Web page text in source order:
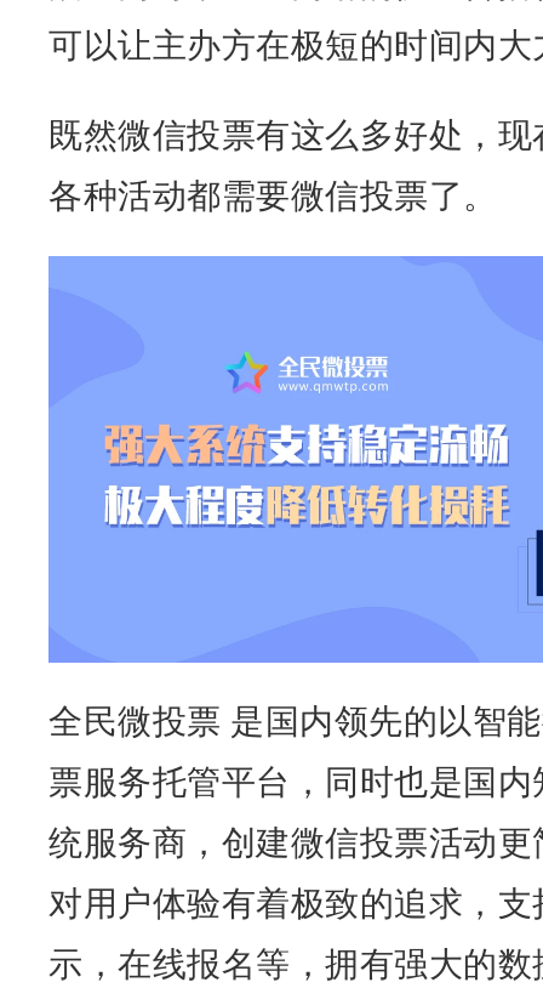
可以让主办方在极短的时间内
既然微信投票有这么多好处，
各种活动都需要微信投票了。
全民微投票 是国内领先的以智
票服务托管平台，同时也是国
统服务商，创建微信投票活动
对用户体验有着极致的追求，
示，在线报名等，拥有强大的